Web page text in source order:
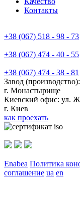
Контакты
+38 (067) 518 - 98 - 73
+38 (067) 474 - 40 - 55
+38 (067) 474 - 38 - 81
Завод
г. Монастырище
Киевский офис: ул.
г. Киев
как проехать
Enabea Политика
соглашение ua en